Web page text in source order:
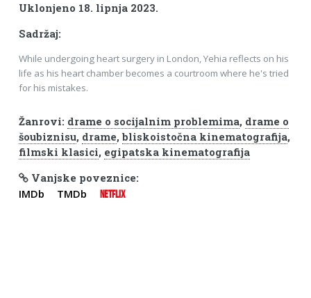
Uklonjeno 18. lipnja 2023.
Sadržaj:
While undergoing heart surgery in London, Yehia reflects on his
life as his heart chamber becomes a courtroom where he's tried
for his mistakes.
Žanrovi: drame o socijalnim problemima, drame o
šoubiznisu, drame, bliskoistočna kinematografija,
filmski klasici, egipatska kinematografija
Vanjske poveznice:
IMDb TMDb NETFLIX